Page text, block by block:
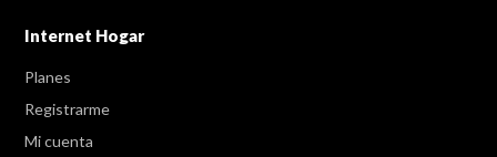
Internet Hogar
Planes
Registrarme
Mi cuenta